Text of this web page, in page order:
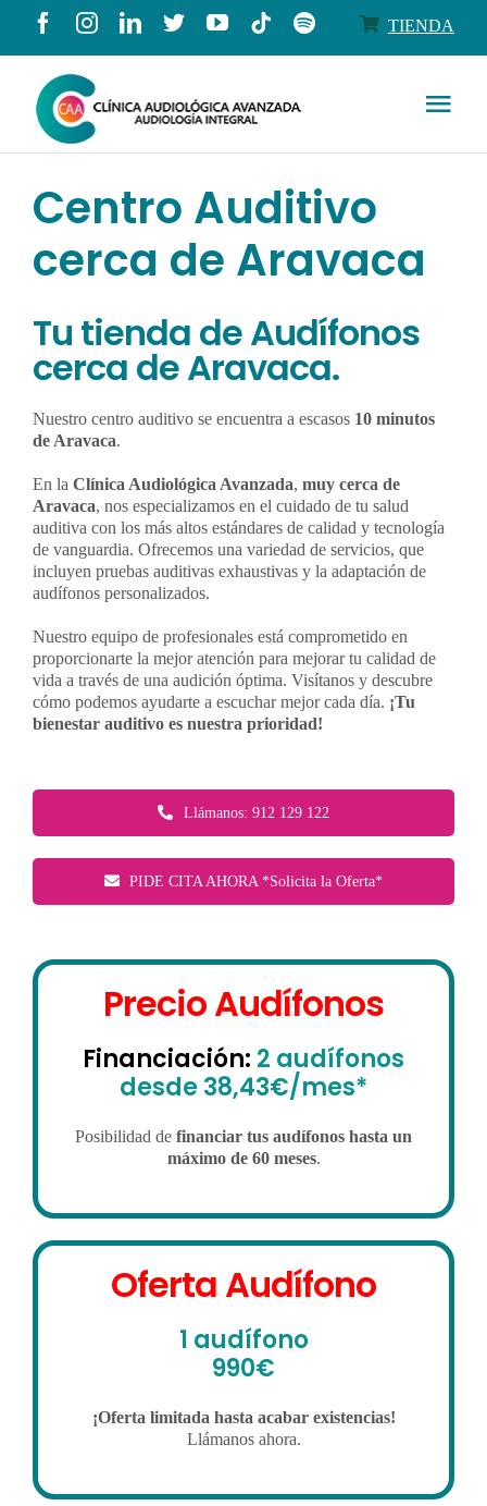
contenido
TIENDA
Productos
Servicios
Contacto
Llámanos 912 129 122
Centro Auditivo
cerca de Aravaca
Tu tienda de Audífonos
cerca de Aravaca.
Nuestro centro auditivo se encuentra a escasos 10 minutos
de Aravaca.
En la Clínica Audiológica Avanzada, muy cerca de
Aravaca, nos especializamos en el cuidado de tu salud
auditiva con los más altos estándares de calidad y tecnología
de vanguardia. Ofrecemos una variedad de servicios, que
incluyen pruebas auditivas exhaustivas y la adaptación de
audífonos personalizados.
Nuestro equipo de profesionales está comprometido en
proporcionarte la mejor atención para mejorar tu calidad de
vida a través de una audición óptima. Visítanos y descubre
cómo podemos ayudarte a escuchar mejor cada día. ¡Tu
bienestar auditivo es nuestra prioridad!
Llámanos: 912 129 122
PIDE CITA AHORA *Solicita la Oferta*
Precio Audífonos
Financiación: 2 audífonos
desde 38,43€/mes*
Posibilidad de financiar tus audífonos hasta un
máximo de 60 meses.
Oferta Audífono
1 audífono
990€
¡Oferta limitada hasta acabar existencias!
Llámanos ahora.